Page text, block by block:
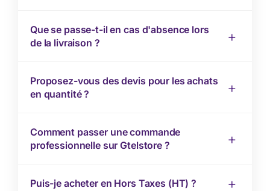
Que se passe-t-il en cas d'absence lors
de la livraison ?
Proposez-vous des devis pour les achats
en quantité ?
Comment passer une commande
professionnelle sur Gtelstore ?
Puis-je acheter en Hors Taxes (HT) ?